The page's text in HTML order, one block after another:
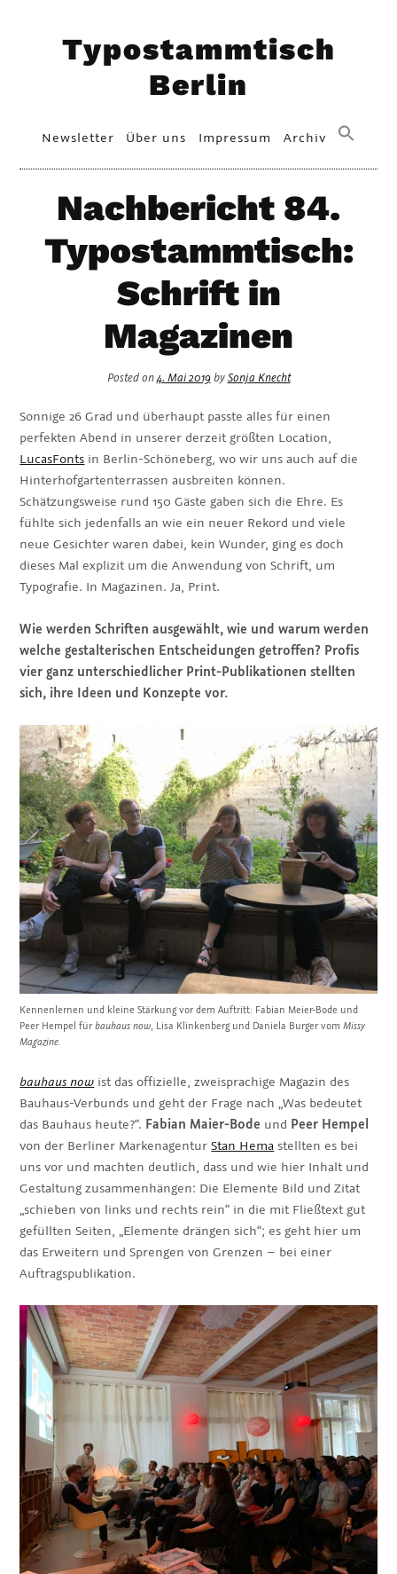
Typostammtisch
Berlin
Primary
Menu
Newsletter Über uns Impressum Archiv
Nachbericht 84.
Typostammtisch:
Schrift in
Magazinen
Posted on4. Mai 2019bySonja Knecht
Sonnige 26 Grad und überhaupt passte alles für einen
perfekten Abend in unserer derzeit größten Location,
LucasFonts in Berlin-Schöneberg, wo wir uns auch auf die
Hinterhofgartenterrassen ausbreiten können.
Schätzungsweise rund 150 Gäste gaben sich die Ehre. Es
fühlte sich jedenfalls an wie ein neuer Rekord und viele
neue Gesichter waren dabei, kein Wunder, ging es doch
dieses Mal explizit um die Anwendung von Schrift, um
Typografie. In Magazinen. Ja, Print.
Wie werden Schriften ausgewählt, wie und warum werden
welche gestalterischen Entscheidungen getroffen? Profis
vier ganz unterschiedlicher Print-Publikationen stellten
sich, ihre Ideen und Konzepte vor.
Kennenlernen und kleine Stärkung vor dem Auftritt: Fabian Meier-Bode und
Peer Hempel fürbauhaus now, Lisa Klinkenberg und Daniela Burger vomMissy
Magazine.
bauhaus now ist das offizielle, zweisprachige Magazin des
Bauhaus-Verbunds und geht der Frage nach „Was bedeutet
das Bauhaus heute?“. Fabian Maier-Bode und Peer Hempel
von der Berliner MarkenagenturStan Hema stellten es bei
uns vor und machten deutlich, dass und wie hier Inhalt und
Gestaltung zusammenhängen: Die Elemente Bild und Zitat
„schieben von links und rechts rein“ in die mit Fließtext gut
gefüllten Seiten, „Elemente drängen sich“; es geht hier um
das Erweitern und Sprengen von Grenzen – bei einer
Auftragspublikation.